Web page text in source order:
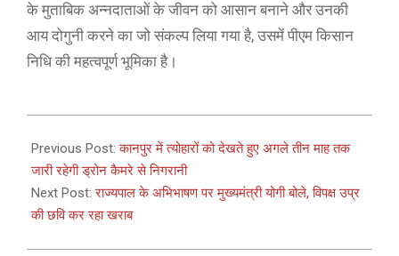
के मुताबिक अन्नदाताओं के जीवन को आसान बनाने और उनकी
आय दोगुनी करने का जो संकल्प लिया गया है, उसमें पीएम किसान
निधि की महत्वपूर्ण भूमिका है।
02-
24
Previous Post:कानपुर में त्योहारों को देखते हुए अगले तीन माह तक
जारी रहेगी ड्रोन कैमरे से निगरानी
Next Post:राज्यपाल के अभिभाषण पर मुख्यमंत्री योगी बोले, विपक्ष उप्र
की छवि कर रहा खराब